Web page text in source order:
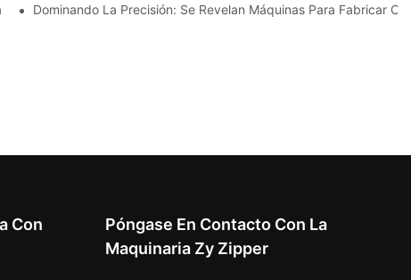
Su Fabricación
Dominando La Precisión: Se Revelan Máquinas Para Fabricar
Con
Póngase En Contacto Con La
Maquinaria Zy Zipper